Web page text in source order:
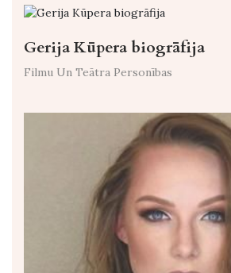
Gerija Kūpera biogrāfija
Filmu Un Teātra Personības